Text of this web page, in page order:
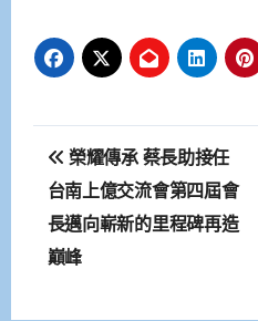
文
章
導
榮耀傳承 蔡長助接任
台南上億交流會第四屆會
長邁向嶄新的里程碑再造
巔峰